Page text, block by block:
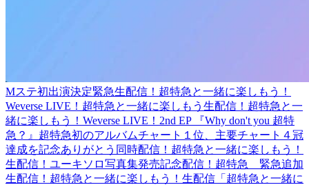
Mステ初出演決定緊急生配信！ 超特急と一緒に楽しもう！
Weverse LIVE！ 超特急と一緒に楽しもう生配信！ 超特急と一
緒に楽しもう！Weverse LIVE！ 2nd EP 『Why don't you 超特
急？』超特急初のアルバムチャート１位、主要チャート４冠
達成を記念ありがとう同時配信！ 超特急と一緒に楽しもう！
生配信！ ユーキソロ写真集発売記念配信！ 超特急 緊急追加
生配信！ 超特急と一緒に楽しもう！生配信 「超特急と一緒に